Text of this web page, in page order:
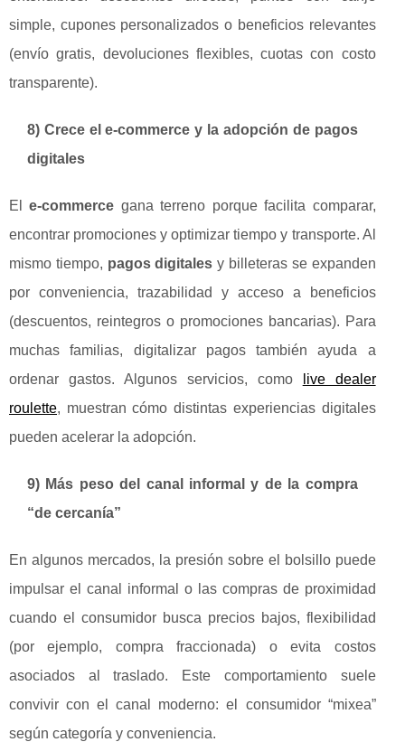
simple, cupones personalizados o beneficios relevantes
(envío gratis, devoluciones flexibles, cuotas con costo
transparente).
8) Crece el e-commerce y la adopción de pagos
digitales
Ele-commerce gana terreno porque facilita comparar,
encontrar promociones y optimizar tiempo y transporte. Al
mismo tiempo, pagos digitales y billeteras se expanden
por conveniencia, trazabilidad y acceso a beneficios
(descuentos, reintegros o promociones bancarias). Para
muchas familias, digitalizar pagos también ayuda a
ordenar gastos. Algunos servicios, como
live dealer
roulette, muestran cómo distintas experiencias digitales
pueden acelerar la adopción.
9) Más peso del canal informal y de la compra
“de cercanía”
En algunos mercados, la presión sobre el bolsillo puede
impulsar el canal informal o las compras de proximidad
cuando el consumidor busca precios bajos, flexibilidad
(por ejemplo, compra fraccionada) o evita costos
asociados al traslado. Este comportamiento suele
convivir con el canal moderno: el consumidor “mixea”
según categoría y conveniencia.